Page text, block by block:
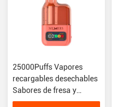
25000Puffs Vapores
recargables desechables
Sabores de fresa y
plátano Batería de